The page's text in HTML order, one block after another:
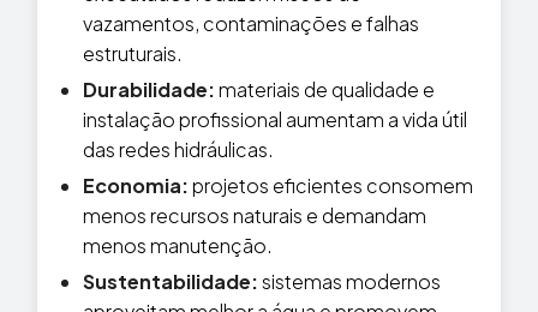
vazamentos, contaminações e falhas
estruturais.
Durabilidade:materiais de qualidade e
instalação profissional aumentam a vida útil
das redes hidráulicas.
Economia:projetos eficientes consomem
menos recursos naturais e demandam
menos manutenção.
Sustentabilidade:sistemas modernos